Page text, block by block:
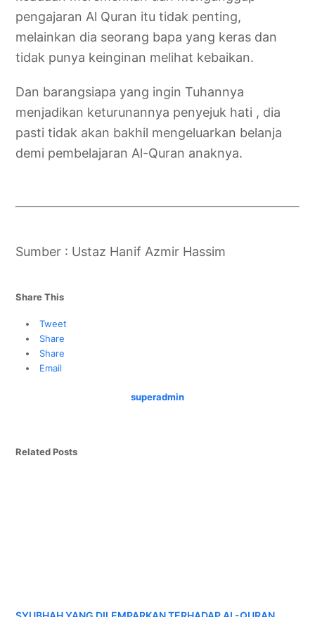
pengajaran Al Quran itu tidak penting,
melainkan dia seorang bapa yang keras dan
tidak punya keinginan melihat kebaikan.
Dan barangsiapa yang ingin Tuhannya
menjadikan keturunannya penyejuk hati , dia
pasti tidak akan bakhil mengeluarkan belanja
demi pembelajaran Al-Quran anaknya.
Sumber : Ustaz Hanif Azmir Hassim
Share This
Tweet
Share
Share
Email
superadmin
Related Posts